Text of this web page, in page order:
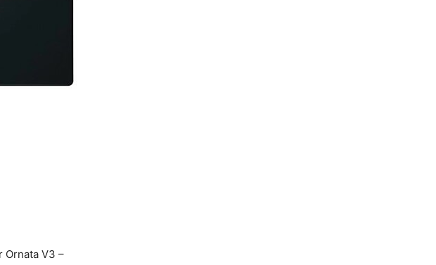
Ornata V3 –